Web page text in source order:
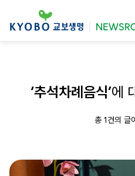
‘추석차례음식’에
총 1건의 글